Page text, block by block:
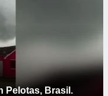
Pelotas, Brasil.